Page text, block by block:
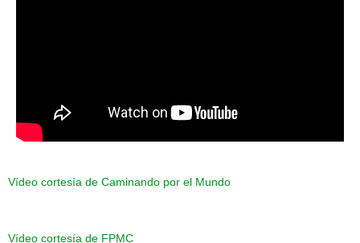
Vídeo cortesía de Caminando por el Mundo
Vídeo cortesía de FPMC